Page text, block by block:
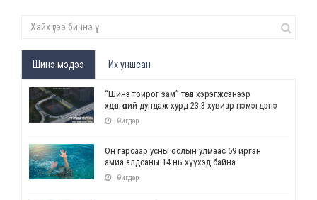
Шинэ мэдээ Их уншсан
“Шинэ тойрог зам” төсөл хэрэгжсэнээр
хөдөлгөөний дундаж хурд 23.3 хувиар нэмэгдэнэ
Өчигдөр
Он гарсаар усны ослын улмаас 59 иргэн
амиа алдсаны 14 нь хүүхэд байна
Өчигдөр